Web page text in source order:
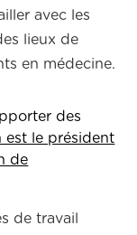
avec les
lieux de
en médecine.
des
est le président
de
de travail